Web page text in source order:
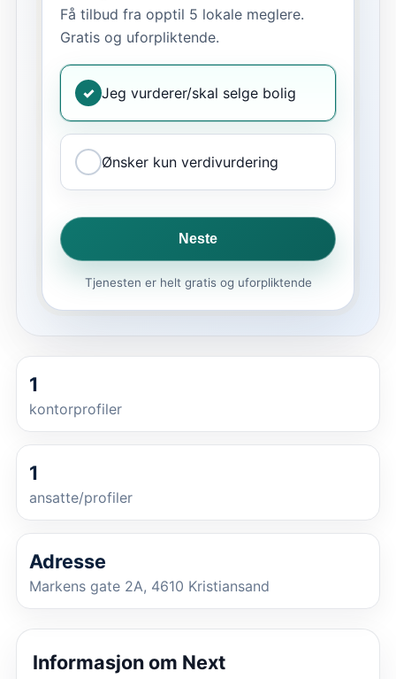
Få tilbud fra opptil 5 lokale meglere.
Gratis og uforpliktende.
✓ Jeg vurderer/skal selge bolig
Ønsker kun verdivurdering
Neste
Tjenesten er helt gratis og uforpliktende
1
kontorprofiler
1
ansatte/profiler
Adresse
Markens gate 2A, 4610 Kristiansand
Informasjon om Next